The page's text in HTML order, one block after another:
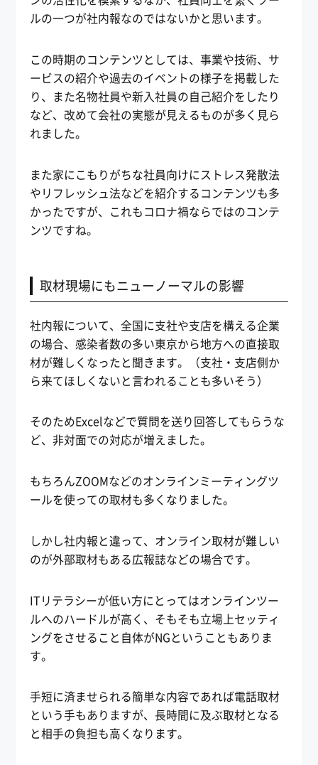
ルの一つが社内報なのではないかと思います。
この時期のコンテンツとしては、事業や技術、サ
ービスの紹介や過去のイベントの様子を掲載した
り、また名物社員や新入社員の自己紹介をしたり
など、改めて会社の実態が見えるものが多く見ら
れました。
また家にこもりがちな社員向けにストレス発散法
やリフレッシュ法などを紹介するコンテンツも多
かったですが、これもコロナ禍ならではのコンテ
ンツですね。
取材現場にもニューノーマルの影響
社内報について、全国に支社や支店を構える企業
の場合、感染者数の多い東京から地方への直接取
材が難しくなったと聞きます。（支社・支店側か
ら来てほしくないと言われることも多いそう）
そのためExcelなどで質問を送り回答してもらうな
ど、非対面での対応が増えました。
もちろんZOOMなどのオンラインミーティングツ
ールを使っての取材も多くなりました。
しかし社内報と違って、オンライン取材が難しい
のが外部取材もある広報誌などの場合です。
ITリテラシーが低い方にとってはオンラインツー
ルへのハードルが高く、そもそも立場上セッティ
ングをさせること自体がNGということもありま
す。
手短に済ませられる簡単な内容であれば電話取材
という手もありますが、長時間に及ぶ取材となる
と相手の負担も高くなります。